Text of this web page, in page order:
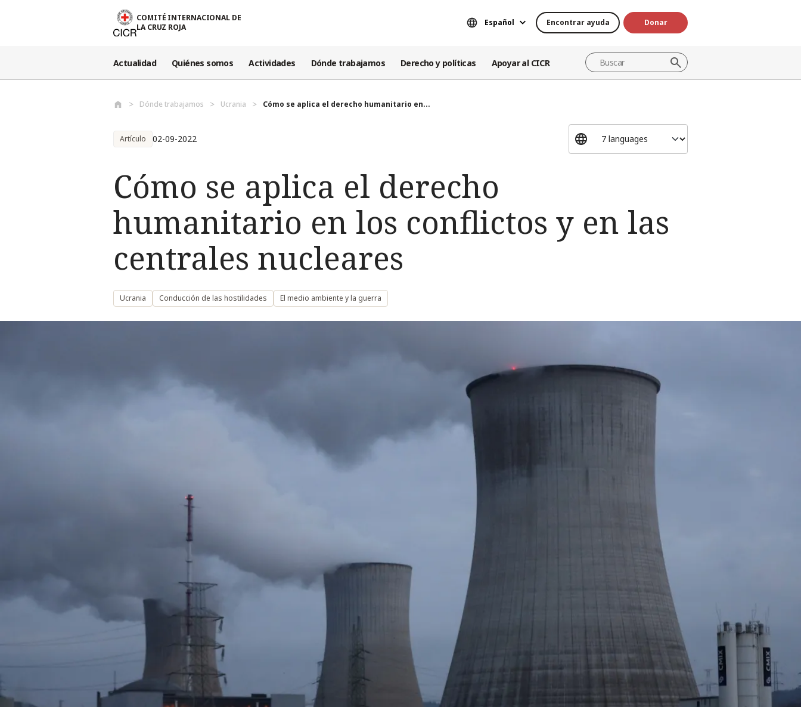
COMITÉ INTERNACIONAL DE
LA CRUZ ROJA
Español Encontrar ayuda Donar
Actualidad Quiénes somos Actividades Dónde trabajamos Derecho y políticas Apoyar al CICR
Dónde trabajamos Ucrania Cómo se aplica el derecho humanitario en...
Artículo 02-09-2022
Cómo se aplica el derecho
humanitario en los conflictos y en las
centrales nucleares
Ucrania Conducción de las hostilidades El medio ambiente y la guerra